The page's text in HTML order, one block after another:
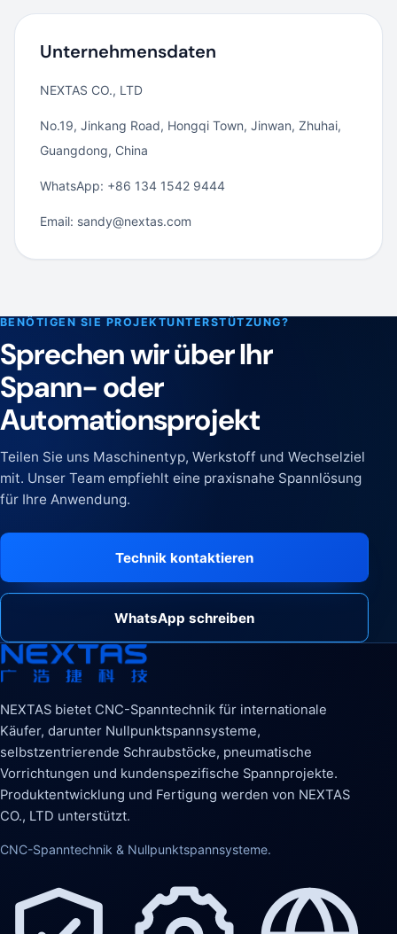
Unternehmensdaten
NEXTAS CO., LTD
No.19, Jinkang Road, Hongqi Town, Jinwan, Zhuhai,
Guangdong, China
WhatsApp: +86 134 1542 9444
Email: sandy@nextas.com
BENÖTIGEN SIE PROJEKTUNTERSTÜTZUNG?
Sprechen wir über Ihr
Spann- oder
Automationsprojekt
Teilen Sie uns Maschinentyp, Werkstoff und Wechselziel
mit. Unser Team empfiehlt eine praxisnahe Spannlösung
für Ihre Anwendung.
Technik kontaktieren
WhatsApp schreiben
NEXTAS bietet CNC-Spanntechnik für internationale
Käufer, darunter Nullpunktspannsysteme,
selbstzentrierende Schraubstöcke, pneumatische
Vorrichtungen und kundenspezifische Spannprojekte.
Produktentwicklung und Fertigung werden von NEXTAS
CO., LTD unterstützt.
CNC-Spanntechnik & Nullpunktspannsysteme.